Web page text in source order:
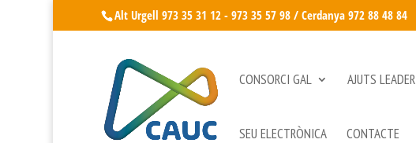
Alt Urgell 973 35 31 12 - 973 35 57 98 / Cerdanya 972 88 48 84
CONSORCI GAL AJUTS LEADER
SEU ELECTRÒNICA CONTACTE